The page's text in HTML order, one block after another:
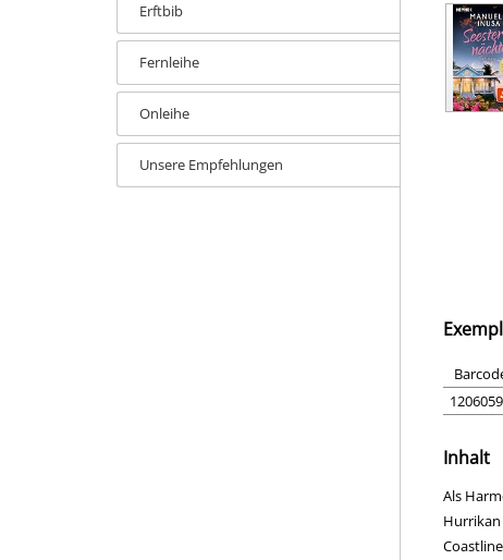
Erftbib
Fernleihe
Onleihe
Unsere Empfehlungen
Inhalt
Als